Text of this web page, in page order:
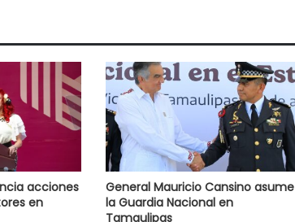
acciones
en
General Mauricio Cansino asume
la Guardia Nacional en
Tamaulipas